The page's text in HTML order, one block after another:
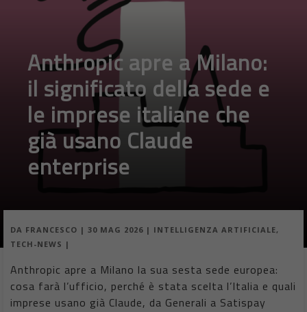
Anthropic apre a Milano:
il significato della sede e
le imprese italiane che
già usano Claude
enterprise
DA FRANCESCO | 30 MAG 2026 | INTELLIGENZA ARTIFICIALE,
TECH-NEWS |
Anthropic apre a Milano la sua sesta sede europea:
cosa farà l’ufficio, perché è stata scelta l’Italia e quali
imprese usano già Claude, da Generali a Satispay